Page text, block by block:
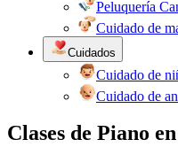
Peluquería
Cuidado de
Cuidados
Cuidado de
Cuidado de
Clases de Piano